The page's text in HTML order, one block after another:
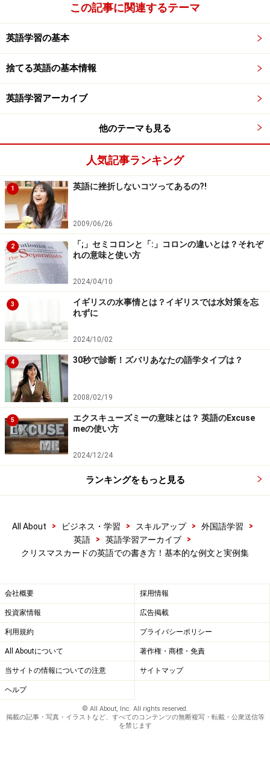
が with 以下のもので満たされますように」という意味に
なります。
Season's Greetings.（季節のご挨拶申し上げます）
Happy Holidays!（良い休暇を！）
Have a great new year!（素晴らしい新年をお迎え下
Best wishes for the holidays and New Year.（楽しい
休暇と新年になりますように）
Hope you have a wonderful holiday and a Happy New
Year.（すばらしい休暇と新年をすごしてください
ね）
クリスチャン向けのクリスマスカードの書
き方・例文
上下に開く白地のカードの片面部分に書き込んだ様子です。
■英文と意味
Dear John,
Wishing you a Merry Christmas and a Happy New Year.
メリークリスマス
心をこめて
いとうまこと
■解説
「えっ、これが宗教的なの？」かつて私は驚いたのです
が、'Christmas'は語源的に見ると「キリストのミサ
（Christ's mass）」という意味なので、思いっきりキリ
スト教用語なのですね！
この記事に関連するテーマ
英語学習の基本
捨てる英語の基本情報
英語学習アーカイブ
他のテーマも見る
人気記事ランキング
1 英語に挫折しないコツってあるの?!
2009/06/26
2
「;」セミコロンと「:」コロンの違いとは？それぞ
れの意味と使い方
2024/04/10
3
イギリスの水事情とは？イギリスでは水対策を忘
れずに
2024/10/02
4 30秒で診断！ズバリあなたの語学タイプは？
2008/02/19
5
エクスキューズミーの意味とは？ 英語のExcuse
meの使い方
2024/12/24
ランキングをもっと見る
All About > ビジネス・学習 > スキルアップ > 外国語学習
>
英語
> 英語学習アーカイブ
>
クリスマスカードの英語での書き方！基本的な例文と実例集
会社概要 採用情報
投資家情報 広告掲載
利用規約 プライバシーポリシー
All Aboutについて 著作権・商標・免責
当サイトの情報についての注意 サイトマップ
ヘルプ
© All About, Inc. All rights reserved.
掲載の記事・写真・イラストなど、すべてのコンテンツの無断複写・転載・公衆送信等
を禁じます